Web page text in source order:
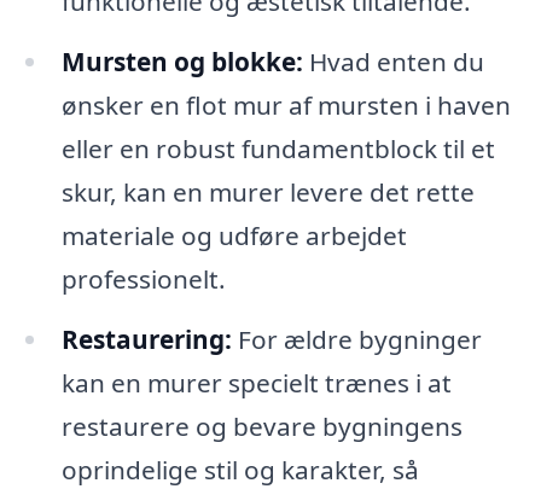
Mursten og blokke: Hvad enten du
ønsker en flot mur af mursten i haven
eller en robust fundamentblock til et
skur, kan en murer levere det rette
materiale og udføre arbejdet
professionelt.
Restaurering: For ældre bygninger
kan en murer specielt trænes i at
restaurere og bevare bygningens
oprindelige stil og karakter, så